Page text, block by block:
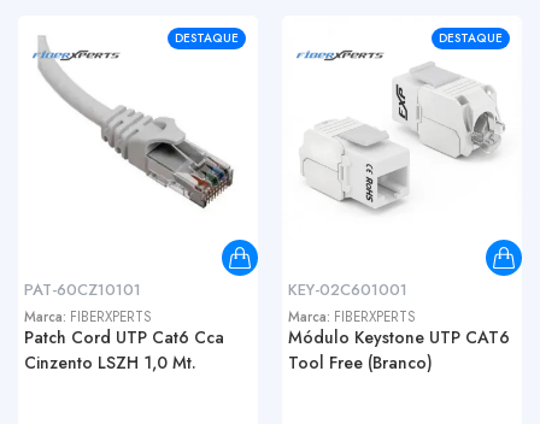
DESTAQUE
PAT-60CZ10101
Marca: FIBERXPERTS
Patch Cord UTP Cat6 Cca
Cinzento LSZH 1,0 Mt.
DESTAQUE
KEY-02C601001
Marca: FIBERXPERTS
Módulo Keystone UTP CAT6
Tool Free (Branco)